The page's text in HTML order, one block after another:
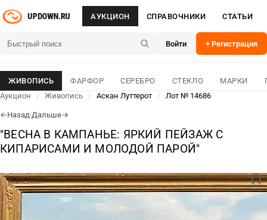
АУКЦИОН СПРАВОЧНИКИ СТАТЬИ
Войти + Регистрация
ЖИВОПИСЬ ФАРФОР СЕРЕБРО СТЕКЛО МАРКИ
Аукцион
/ Живопись / Аскан Луттерот / Лот № 14686
←Назад|Дальше→
"ВЕСНА В КАМПАНЬЕ: ЯРКИЙ ПЕЙЗАЖ С
КИПАРИСАМИ И МОЛОДОЙ ПАРОЙ"
ЛОТ № 1468609 Авг 2026